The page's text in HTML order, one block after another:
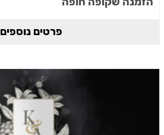
פרטים נוספים